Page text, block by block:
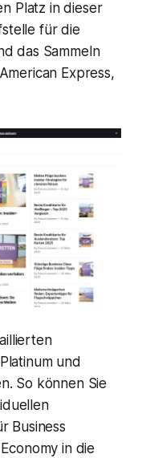
Platz in dieser
für die
das Sammeln
Express,
und
So können Sie
Business
in die